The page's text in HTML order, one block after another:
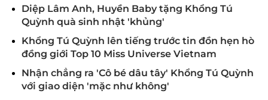
Diệp Lâm Anh, Huyền Baby tặng Khổng Tú
Quỳnh quà sinh nhật 'khủng'
Khổng Tú Quỳnh lên tiếng trước tin đồn hẹn hò
đồng giới Top 10 Miss Universe Vietnam
Nhận chẳng ra 'Cô bé dâu tây' Khổng Tú Quỳnh
với giao diện 'mặc như không'